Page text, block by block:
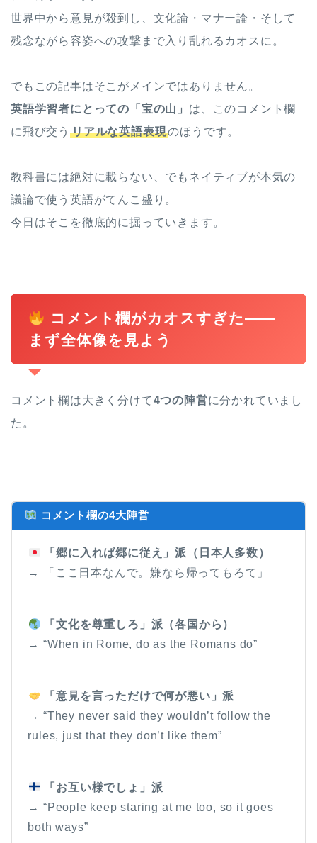
世界中から意見が殺到し、文化論・マナー論・そして
残念ながら容姿への攻撃まで入り乱れるカオスに。
でもこの記事はそこがメインではありません。
英語学習者にとっての「宝の山」 は、このコメント欄
に飛び交う リアルな英語表現のほうです。
教科書には絶対に載らない、でもネイティブが本気の
議論で使う英語がてんこ盛り。
今日はそこを徹底的に掘っていきます。
コメント欄がカオスすぎた——
まず全体像を見よう
コメント欄は大きく分けて4つの陣営に分かれていまし
た。
コメント欄の4大陣営
「郷に入れば郷に従え」派（日本人多数）
→ 「ここ日本なんで。嫌なら帰ってもろて」
「文化を尊重しろ」派（各国から）
→ “When in Rome, do as the Romans do”
「意見を言っただけで何が悪い」派
→ “They never said they wouldn’t follow the
rules, just that they don’t like them”
「お互い様でしょ」派
→ “People keep staring at me too, so it goes
both ways”